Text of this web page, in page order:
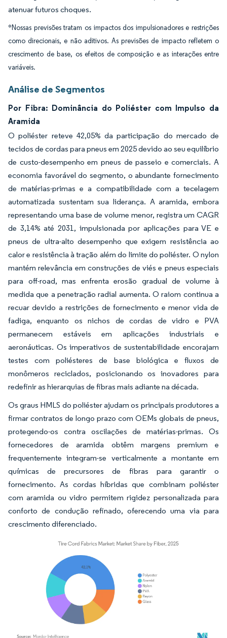
atenuar futuros choques.
*Nossas previsões tratam os impactos dos impulsionadores e restrições
como direcionais, e não aditivos. As previsões de impacto refletem o
crescimento de base, os efeitos de composição e as interações entre
variáveis.
Análise de Segmentos
Por Fibra: Dominância do Poliéster com Impulso da
Aramida
O poliéster reteve 42,05% da participação do mercado de
tecidos de cordas para pneus em 2025 devido ao seu equilíbrio
de custo-desempenho em pneus de passeio e comerciais. A
economia favorável do segmento, o abundante fornecimento
de matérias-primas e a compatibilidade com a tecelagem
automatizada sustentam sua liderança. A aramida, embora
representando uma base de volume menor, registra um CAGR
de 3,14% até 2031, impulsionada por aplicações para VE e
pneus de ultra-alto desempenho que exigem resistência ao
calor e resistência à tração além do limite do poliéster. O nylon
mantém relevância em construções de viés e pneus especiais
para off-road, mas enfrenta erosão gradual de volume à
medida que a penetração radial aumenta. O raiom continua a
recuar devido a restrições de fornecimento e menor vida de
fadiga, enquanto os nichos de cordas de vidro e PVA
permanecem estáveis em aplicações industriais e
aeronáuticas. Os imperativos de sustentabilidade encorajam
testes com poliésteres de base biológica e fluxos de
monômeros reciclados, posicionando os inovadores para
redefinir as hierarquias de fibras mais adiante na década.
Os graus HMLS do poliéster ajudam os principais produtores a
firmar contratos de longo prazo com OEMs globais de pneus,
protegendo-os contra oscilações de matérias-primas. Os
fornecedores de aramida obtêm margens premium e
frequentemente integram-se verticalmente a montante em
químicas de precursores de fibras para garantir o
fornecimento. As cordas híbridas que combinam poliéster
com aramida ou vidro permitem rigidez personalizada para
conforto de condução refinado, oferecendo uma via para
crescimento diferenciado.